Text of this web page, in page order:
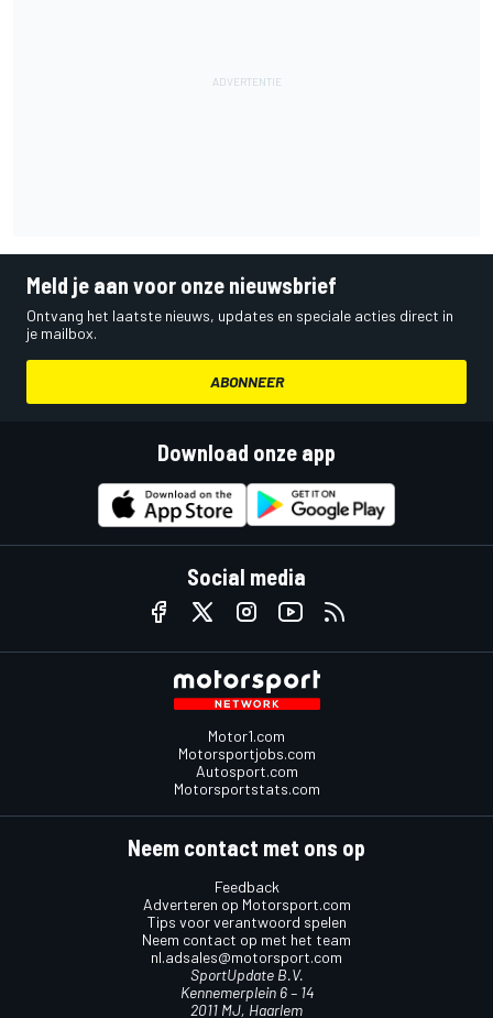
Meld je aan voor onze nieuwsbrief
Ontvang het laatste nieuws, updates en speciale acties direct in
je mailbox.
ABONNEER
Download onze app
Social media
Motor1.com
Motorsportjobs.com
Autosport.com
Motorsportstats.com
Neem contact met ons op
Feedback
Adverteren op Motorsport.com
Tips voor verantwoord spelen
Neem contact op met het team
nl.adsales@motorsport.com
SportUpdate B.V.
Kennemerplein 6 – 14
2011 MJ, Haarlem